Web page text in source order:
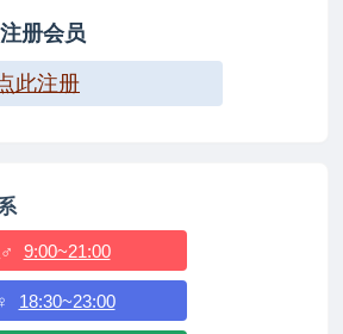
册会员
此注册
9:00~21:00
18:30~23:00